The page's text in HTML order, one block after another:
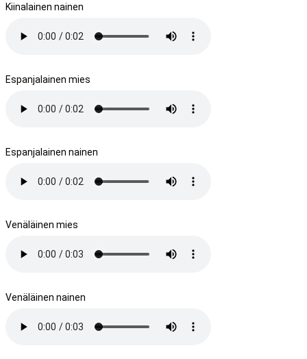
Kiinalainen nainen
Espanjalainen mies
Espanjalainen nainen
Venäläinen mies
Venäläinen nainen